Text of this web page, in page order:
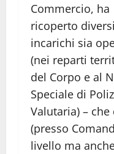
Commercio, ha
ricoperto diversi
incarichi sia
(nei reparti
del Corpo e al
Speciale di
Valutaria) –
(presso
livello ma